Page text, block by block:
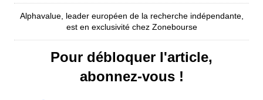
Alphavalue, leader européen de la recherche indépendante,
est en exclusivité chez Zonebourse
Pour débloquer l'article,
abonnez-vous !